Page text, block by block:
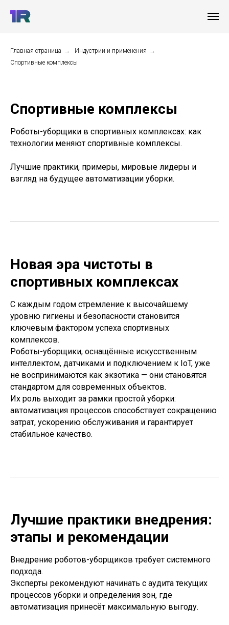
Главная страница → Индустрии и применения →
Спортивные комплексы
Спортивные комплексы
Роботы-уборщики в спортивных комплексах: как
технологии меняют спортивные комплексы.
Лучшие практики, примеры, мировые лидеры и
взгляд на будущее автоматизации уборки.
Новая эра чистоты в
спортивных комплексах
С каждым годом стремление к высочайшему
уровню гигиены и безопасности становится
ключевым фактором успеха спортивных
комплексов.
Роботы-уборщики, оснащённые искусственным
интеллектом, датчиками и подключением к IoT, уже
не воспринимаются как экзотика — они становятся
стандартом для современных объектов.
Их роль выходит за рамки простой уборки:
автоматизация процессов способствует сокращению
затрат, ускорению обслуживания и гарантирует
стабильное качество.
Лучшие практики внедрения:
этапы и рекомендации
Внедрение роботов-уборщиков требует системного
подхода.
Эксперты рекомендуют начинать с аудита текущих
процессов уборки и определения зон, где
автоматизация принесёт максимальную выгоду.